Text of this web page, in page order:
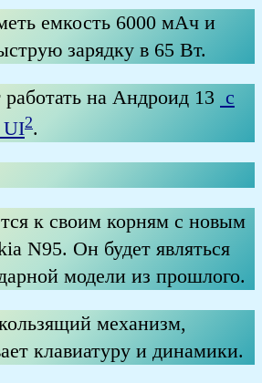
емкость 6000 мАч и
зарядку в 65 Вт.
на Андроид 13 с
UI2.
к своим корням с новым
N95. Он будет являться
модели из прошлого.
механизм,
клавиатуру и динамики.